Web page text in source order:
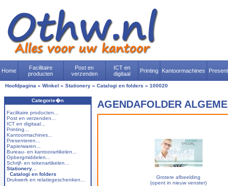
Home
Facilitaire
producten
Post en
verzenden
ICT en
digitaal
Printing Kantoormachines
Hoofdpagina » Winkel » Stationery » Catalogi en folders » 100020
Categorie�n
Facilitaire producten...
Post en verzenden...
ICT en digitaal...
Printing...
Kantoormachines...
Presenteren...
Papierwaren...
Bureau- en kantoorartikelen...
Opbergmiddelen...
Schrijf- en tekenartikelen...
Stationery
Catalogi en folders
Drukwerk en relatiegeschenken...
AGENDAFOLDER
Grotere afbeelding
(opent in nieuw venster)